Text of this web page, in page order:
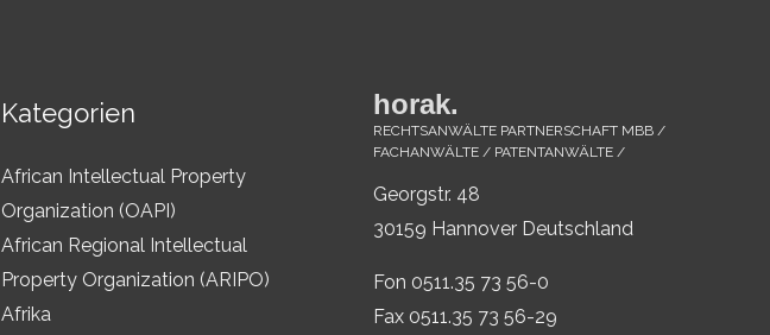
Kategorien
African Intellectual Property
Organization (OAPI)
African Regional Intellectual
Property Organization (ARIPO)
Afrika
horak.
RECHTSANWÄLTE PARTNERSCHAFT MBB /
FACHANWÄLTE / PATENTANWÄLTE /
Georgstr. 48
30159 Hannover Deutschland
Fon 0511.35 73 56-0
Fax 0511.35 73 56-29